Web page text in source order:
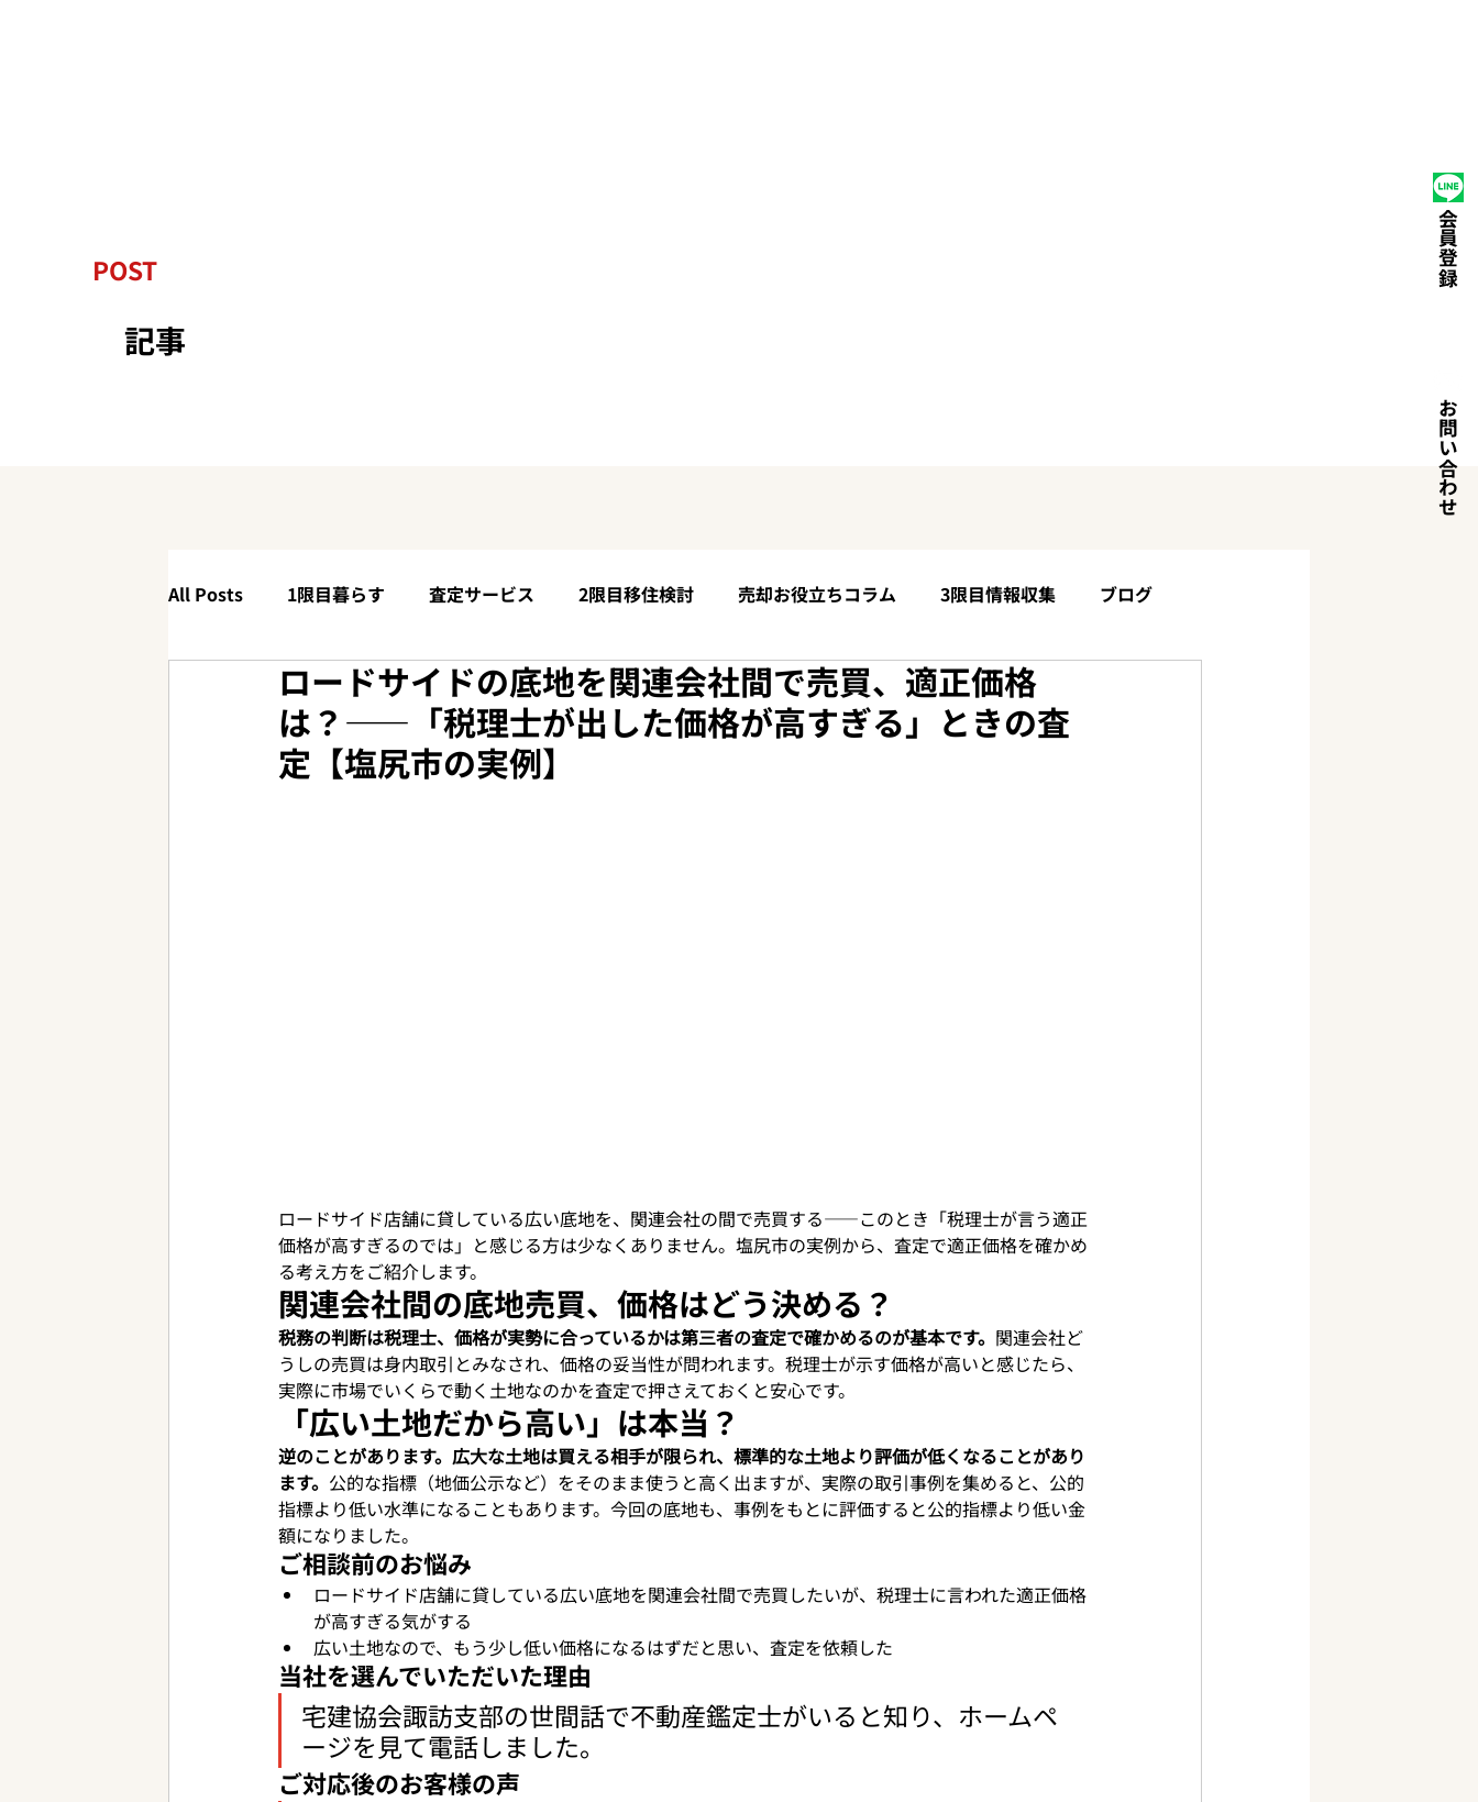
POST
記事
All Posts 1限目暮らす 査定サービス 2限目移住検討 売却お役立ちコラム 3限目情報収集 ブログ
4限目体験する 【90秒解説】 5限目購入手順 お客様の声 6限目移住後の未来 土地・山林について
ニューリリース お役立ち情報 個性が育つ場所
ロードサイドの底地を関連会社間で売買、適正価格
は？——「税理士が出した価格が高すぎる」ときの査
定【塩尻市の実例】
ロードサイド店舗に貸している広い底地を、関連会社の間で売買する——このとき「税理士が言う適正
価格が高すぎるのでは」と感じる方は少なくありません。塩尻市の実例から、査定で適正価格を確かめ
る考え方をご紹介します。
関連会社間の底地売買、価格はどう決める？
税務の判断は税理士、価格が実勢に合っているかは第三者の査定で確かめるのが基本です。 関連会社ど
うしの売買は身内取引とみなされ、価格の妥当性が問われます。税理士が示す価格が高いと感じたら、
実際に市場でいくらで動く土地なのかを査定で押さえておくと安心です。
「広い土地だから高い」は本当？
逆のことがあります。広大な土地は買える相手が限られ、標準的な土地より評価が低くなることがあり
ます。 公的な指標（地価公示など）をそのまま使うと高く出ますが、実際の取引事例を集めると、公的
指標より低い水準になることもあります。今回の底地も、事例をもとに評価すると公的指標より低い金
額になりました。
ご相談前のお悩み
ロードサイド店舗に貸している広い底地を関連会社間で売買したいが、税理士に言われた適正価格
が高すぎる気がする
広い土地なので、もう少し低い価格になるはずだと思い、査定を依頼した
当社を選んでいただいた理由
宅建協会諏訪支部の世間話で不動産鑑定士がいると知り、ホームペ
ージを見て電話しました。
ご対応後のお客様の声
会員登録
お問い合わせ